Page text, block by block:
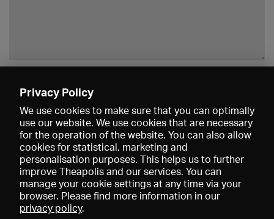
Privacy Policy
We use cookies to make sure that you can optimally
use our website. We use cookies that are necessary
for the operation of the website. You can also allow
cookies for statistical, marketing and
personalisation purposes. This helps us to further
improve Theapolis and our services. You can
manage your cookie settings at any time via your
browser. Please find more information in our
privacy policy.